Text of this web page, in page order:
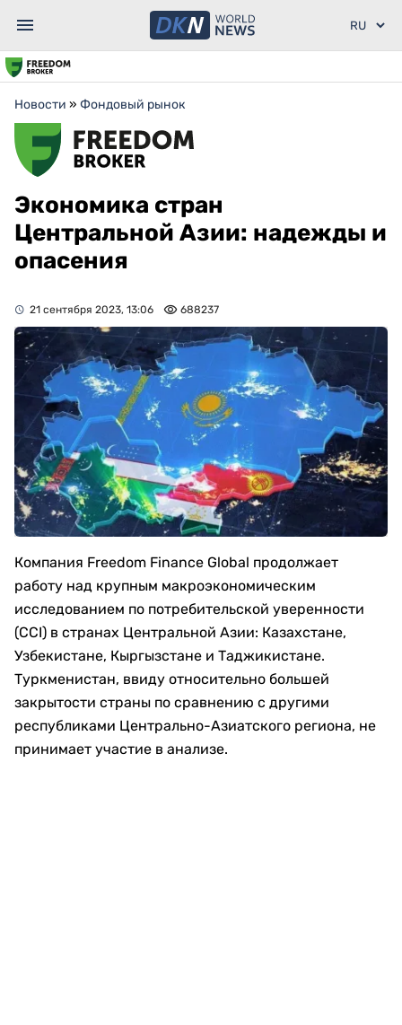
Новости » Фондовый рынок
Экономика стран
Центральной Азии: надежды и
опасения
21 сентября 2023, 13:06 688237
Компания Freedom Finance Global продолжает
работу над крупным макроэкономическим
исследованием по потребительской уверенности
(CCI) в странах Центральной Азии: Казахстане,
Узбекистане, Кыргызстане и Таджикистане.
Туркменистан, ввиду относительно большей
закрытости страны по сравнению с другими
республиками Центрально-Азиатского региона, не
принимает участие в анализе.